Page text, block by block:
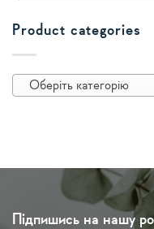
Product categories
Оберіть категорію
Підпишись на нашу